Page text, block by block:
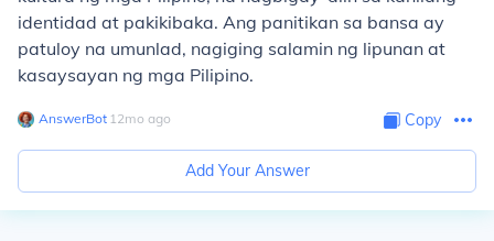
identidad at pakikibaka. Ang panitikan sa bansa ay
patuloy na umunlad, nagiging salamin ng lipunan at
kasaysayan ng mga Pilipino.
AnswerBot∙ 12mo ago Copy
Add Your Answer